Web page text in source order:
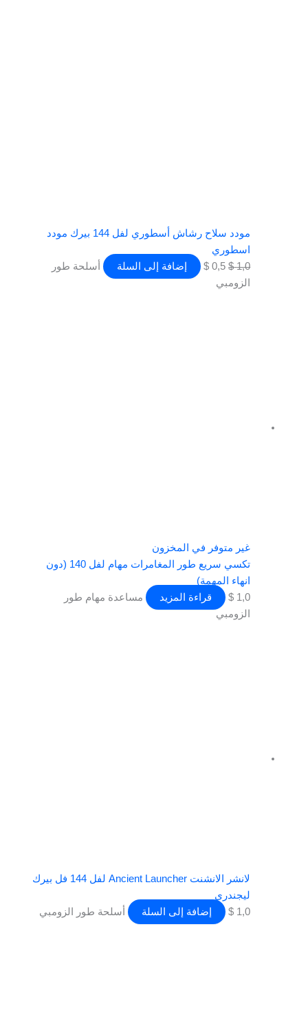
مودد سلاح رشاش أسطوري لفل 144 بيرك مودد
اسطوري
1,0
$
0,5
$ إضافة إلى السلة
أسلحة طور
الزومبي
غير متوفر في المخزون
تكسي سريع طور المغامرات مهام لفل 140 (دون
انهاء المهمة)
1,0
$ قراءة المزيد
مساعدة مهام طور
الزومبي
لانشر الانشنت Ancient Launcher لفل 144 فل بيرك
ليجندري
1,0
$ إضافة إلى السلة أسلحة طور الزومبي